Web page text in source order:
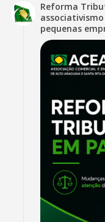
Reforma
pequenas